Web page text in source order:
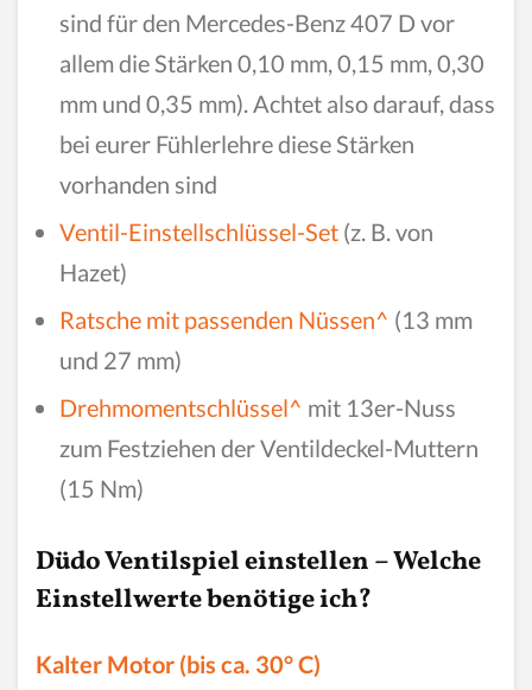
sind für den Mercedes-Benz 407 D vor
allem die Stärken 0,10 mm, 0,15 mm, 0,30
mm und 0,35 mm). Achtet also darauf, dass
bei eurer Fühlerlehre diese Stärken
vorhanden sind
Ventil-Einstellschlüssel-Set (z. B. von
Hazet)
Ratsche mit passenden Nüssen^ (13 mm
und 27 mm)
Drehmomentschlüssel^ mit 13er-Nuss
zum Festziehen der Ventildeckel-Muttern
(15 Nm)
Düdo Ventilspiel einstellen – Welche
Einstellwerte benötige ich?
Kalter Motor (bis ca. 30° C)